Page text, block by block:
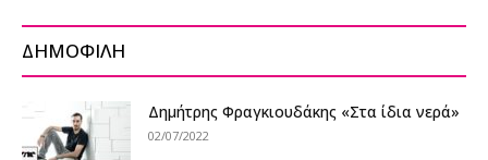
ΔΗΜΟΦΙΛΗ
Δημήτρης Φραγκιουδάκης «Στα ίδια νερά»
02/07/2022